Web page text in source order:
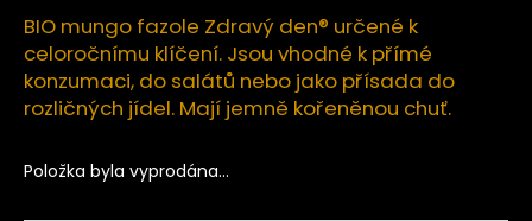
hvězdiček.
BIO mungo fazole Zdravý den® určené k
celoročnímu klíčení. Jsou vhodné k přímé
konzumaci, do salátů nebo jako přísada do
rozličných jídel. Mají jemně kořeněnou chuť.
Položka byla vyprodána…
HLEDAT
D